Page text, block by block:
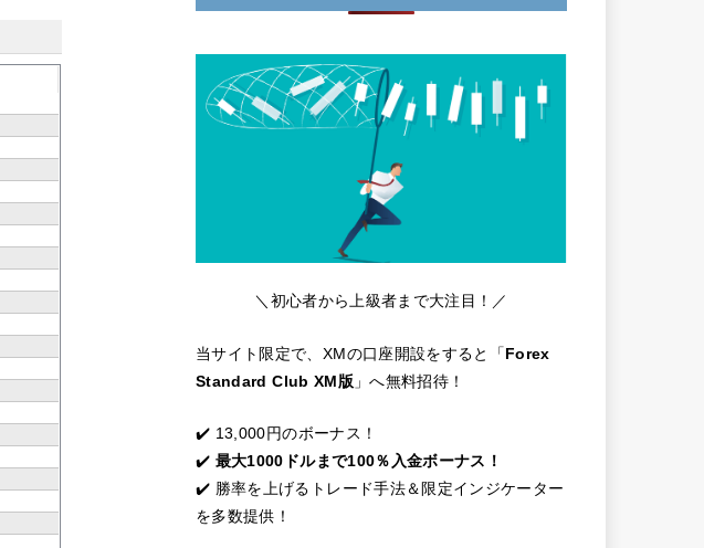
＼初心者から上級者まで大注目！／
当サイト限定で、XMの口座開設をすると「Forex
Standard Club XM版 」へ無料招待！
✔️ 13,000円のボーナス！
✔️ 最大1000ドルまで100％入金ボーナス！
✔️ 勝率を上げるトレード手法＆限定インジケーター
を多数提供！